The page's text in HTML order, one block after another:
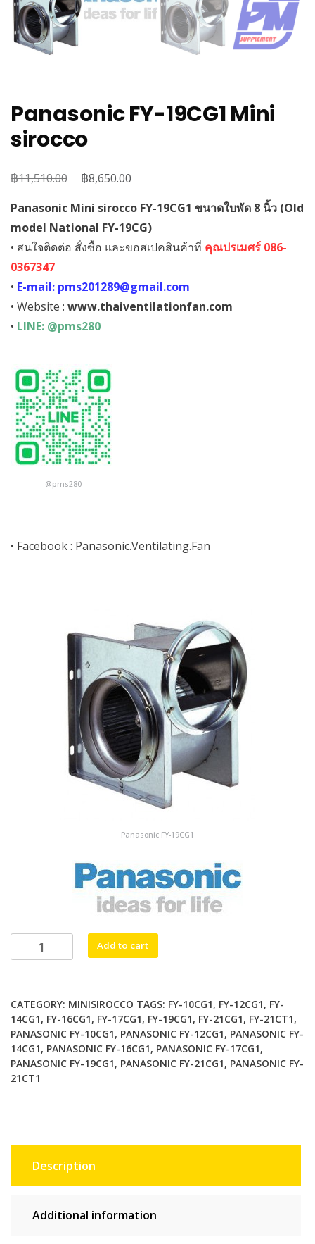
Panasonic FY-19CG1 Mini
sirocco
฿11,510.00
Original
was:
฿11,510.00.
฿8,650.00
is:
฿8,650.00.
Panasonic Mini sirocco FY-19CG1 ขนาดใบพัด 8 นิ้ว (Old
model National FY-19CG)
• สนใจติดต่อ สั่งซื้อ และขอสเปคสินค้าที่ คุณปรเมศร์ 086-
0367347
• E-mail: pms201289@gmail.com
• Website : www.thaiventilationfan.com
• LINE: @pms280
@pms280
• Facebook : Panasonic.Ventilating.Fan
Panasonic FY-19CG1
Panasonic
FY-
sirocco
quantity
Add to cart
CATEGORY: MINISIROCCO TAGS: FY-10CG1, FY-12CG1, FY-
14CG1, FY-16CG1, FY-17CG1, FY-19CG1, FY-21CG1, FY-21CT1,
PANASONIC FY-10CG1, PANASONIC FY-12CG1, PANASONIC FY-
14CG1, PANASONIC FY-16CG1, PANASONIC FY-17CG1,
PANASONIC FY-19CG1, PANASONIC FY-21CG1, PANASONIC FY-
21CT1
Description
Additional information